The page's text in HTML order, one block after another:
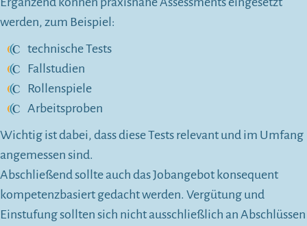
werden, zum Beispiel:
technische Tests
Fallstudien
Rollenspiele
Arbeitsproben
Wichtig ist dabei, dass diese Tests relevant und im Umfang
angemessen sind.
Abschließend sollte auch das Jobangebot konsequent
kompetenzbasiert gedacht werden. Vergütung und
Einstufung sollten sich nicht ausschließlich an Abschlüssen